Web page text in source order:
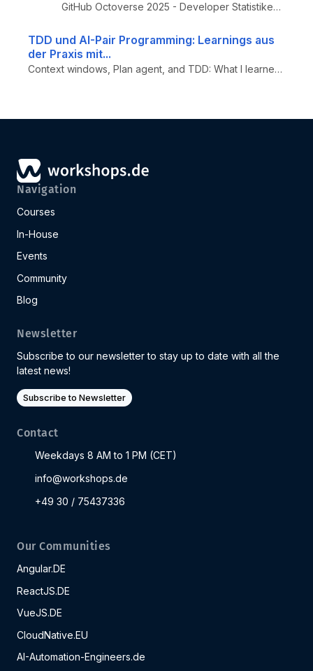
GitHub Octoverse 2025 - Developer Statistiken & AI-Trends Report: Jede Sekunde tritt ein neuer Developer bei, TypeScript...
TDD und AI-Pair Programming: Learnings aus
der Praxis mit...
Context windows, Plan agent, and TDD: What I learned building a countdown app with GitHub Copilot - Test-Driven Developm...
Navigation
Courses
In-House
Events
Community
Blog
Newsletter
Subscribe to our newsletter to stay up to date with all the
latest news!
Subscribe to Newsletter
Contact
Weekdays 8 AM to 1 PM (CET)
info@workshops.de
+49 30 / 75437336
Our Communities
Angular.DE
ReactJS.DE
VueJS.DE
CloudNative.EU
AI-Automation-Engineers.de